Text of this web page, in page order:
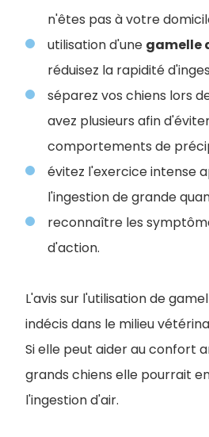
n'êtes pas à votre
utilisation d'une gamelle
réduisez la rapidité
séparez vos chiens lors
avez plusieurs afin
comportements de
évitez l'exercice intense
l'ingestion de grande
reconnaître les
d'action.
L'avis sur l'utilisation de
indécis dans le milieu
Si elle peut aider au confort
grands chiens elle pourrait
l'ingestion d'air.